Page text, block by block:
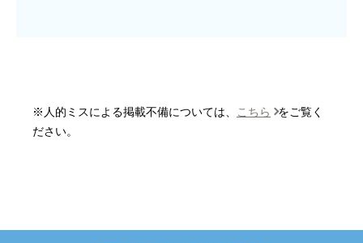
※人的ミスによる掲載不備については、 こちら
をご覧く
ださい。